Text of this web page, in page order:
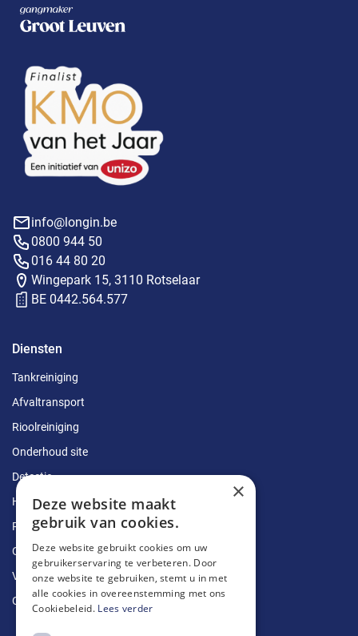
info@longin.be
0800 944 50
016 44 80 20
Wingepark 15, 3110 Rotselaar
BE 0442.564.577
Diensten
Tankreiniging
Afvaltransport
Rioolreiniging
Onderhoud site
Detectie
Herstellingen
Ruimingen
Ontstoppingen
Vetputten
Ontkalking
×
Deze website maakt
gebruik van cookies.
Deze website gebruikt cookies om uw
gebruikerservaring te verbeteren. Door
onze website te gebruiken, stemt u in met
alle cookies in overeenstemming met ons
Cookiebeleid. Lees verder